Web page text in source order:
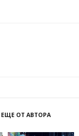
ЕЩЕ ОТ АВТОРА